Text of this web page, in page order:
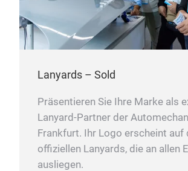
Lanyards – Sold
Präsentieren Sie Ihre Marke als
Lanyard-Partner der
Frankfurt. Ihr Logo erscheint auf
offiziellen Lanyards, die an allen
ausliegen.